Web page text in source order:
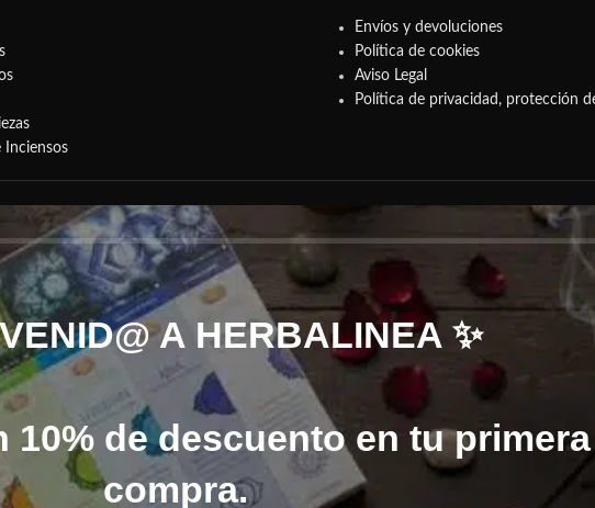
Inciensos
Envíos y devoluciones
Política de cookies
Aviso Legal
Política de privacidad, protección
A HERBALINEA ✨
10% de descuento en tu primera
compra.